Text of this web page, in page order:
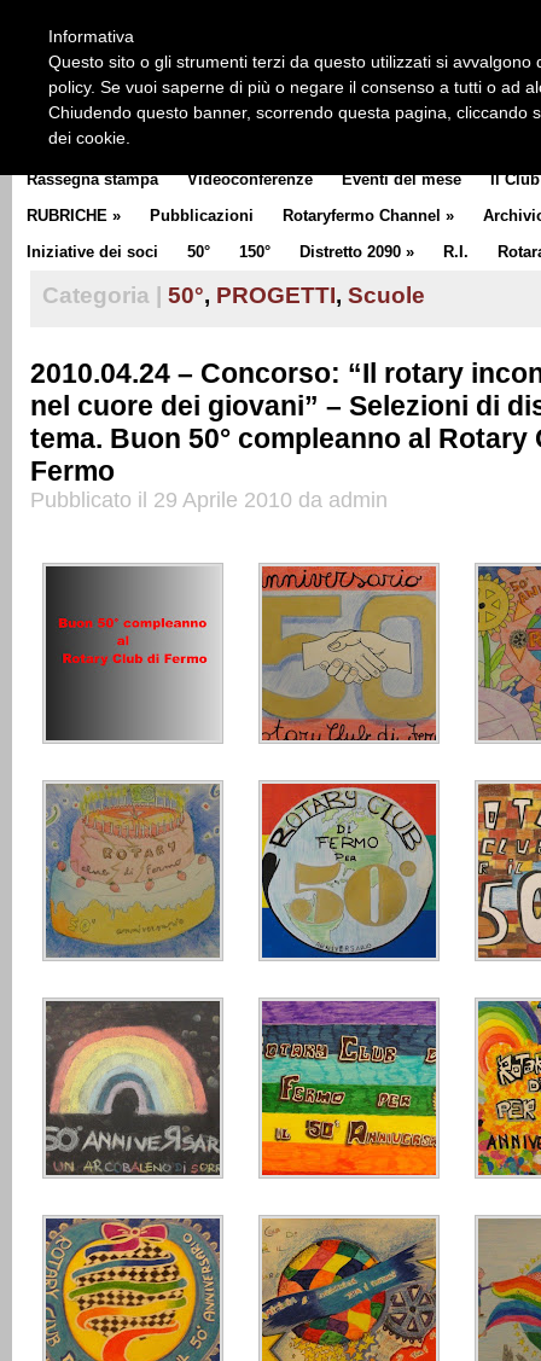
CLUB COMMUNICATOR
Rassegna stampa Videoconferenze Eventi del mese Il Club
RUBRICHE » Pubblicazioni Rotaryfermo Channel »
Iniziative dei soci
50° 150° Distretto 2090 » R.I.
Categoria | 50°, PROGETTI, Scuole
2010.04.24 – Concorso: “Il rotary
nel cuore dei giovani” – Selezioni di
tema. Buon 50° compleanno al Rotary
Fermo
Pubblicato il 29 Aprile 2010 da admin
Informativa
Questo sito o gli strumenti terzi da questo utilizzati si
policy. Se vuoi saperne di più o negare il consenso a tutti o ad
Chiudendo questo banner, scorrendo questa pagina, cliccando
dei cookie.